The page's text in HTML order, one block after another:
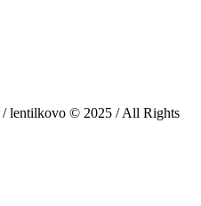
/ lentilkovo © 2025 / All Rights